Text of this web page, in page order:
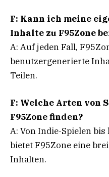
F: Kann ich meine
Inhalte zu F95Zone
A: Auf jeden Fall,
benutzergenerierte
Teilen.
F: Welche Arten von
F95Zone finden?
A: Von Indie-Spielen
bietet F95Zone eine
Inhalten.